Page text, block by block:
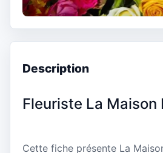
Description
Fleuriste La Maison
Cette fiche présente La